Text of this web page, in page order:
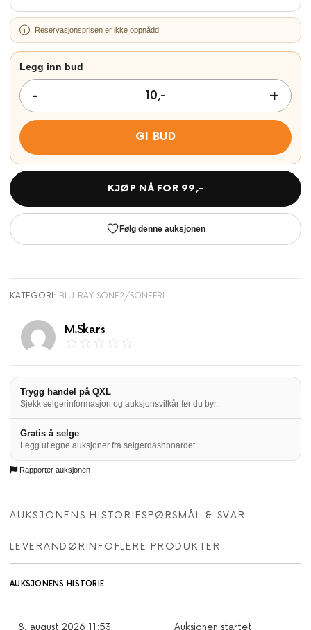
Reservasjonsprisen er ikke oppnådd
GI BUD
KJØP NÅ FOR 99,-
Følg denne auksjonen
KATEGORI: BLU-RAY SONE2/SONEFRI
M.Skars
Trygg handel på QXL
Sjekk selgerinformasjon og auksjonsvilkår før du byr.
Gratis å selge
Legg ut egne auksjoner fra selgerdashboardet.
Rapporter auksjonen
AUKSJONENS HISTORIESPØRSMÅL & SVAR
LEVERANDØRINFO FLERE PRODUKTER
AUKSJONENS HISTORIE
8. august 2026 11:53 Auksjonen startet